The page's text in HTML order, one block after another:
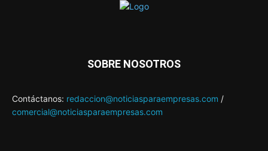
SOBRE NOSOTROS
Contáctanos: redaccion@noticiasparaempresas.com /
comercial@noticiasparaempresas.com